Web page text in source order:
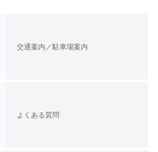
交通案内／駐車場案内
よくある質問